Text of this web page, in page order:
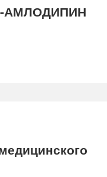
АМЛОДИПИН